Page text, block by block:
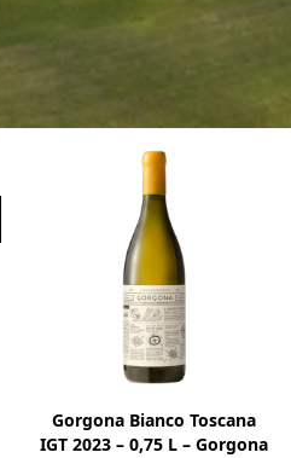
Gorgona Bianco Toscana
IGT 2023 – 0,75 L – Gorgona